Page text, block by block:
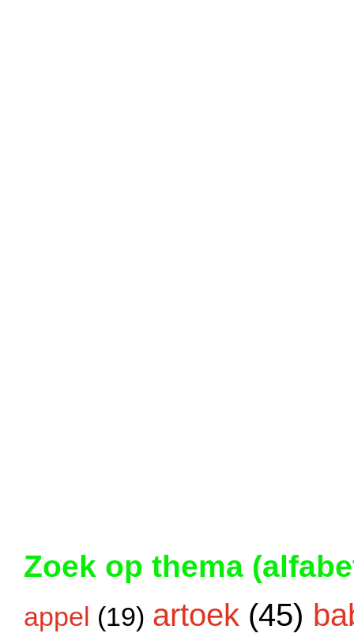
Zoek op thema
appel (19) artoek (45)